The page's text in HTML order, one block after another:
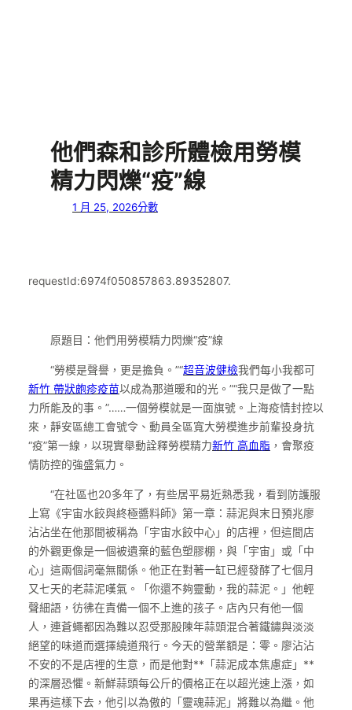
他們森和診所體檢用勞模
精力閃爍“疫”線
1 月 25, 2026分數
requestId:6974f050857863.89352807.
原題目：他們用勞模精力閃爍“疫”線
“勞模是聲譽，更是擔負。”“超音波健檢我們每小我都可
新竹 帶狀皰疹疫苗以成為那道暖和的光。”“我只是做了一點
力所能及的事。”……一個勞模就是一面旗號。上海疫情封控以
來，靜安區總工會號令、動員全區寬大勞模進步前輩投身抗
“疫”第一線，以現實舉動詮釋勞模精力新竹 高血脂 ，會聚疫
情防控的強盛氣力。
“在社區也20多年了，有些居平易近熟悉我，看到防護服
上寫《宇宙水餃與終極醬料師》第一章：蒜泥與末日預兆廖
沾沾坐在他那間被稱為「宇宙水餃中心」的店裡，但這間店
的外觀更像是一個被遺棄的藍色塑膠棚，與「宇宙」或「中
心」這兩個詞毫無關係。他正在對著一缸已經發酵了七個月
又七天的老蒜泥嘆氣。「你還不夠靈動，我的蒜泥。」他輕
聲細語，彷彿在責備一個不上進的孩子。店內只有他一個
人，連蒼蠅都因為難以忍受那股陳年蒜頭混合著鐵鏽與淡淡
絕望的味道而選擇繞道飛行。今天的營業額是：零。廖沾沾
不安的不是店裡的生意，而是他對**「蒜泥成本焦慮症」**
的深層恐懼。新鮮蒜頭每公斤的價格正在以超光速上漲，如
果再這樣下去，他引以為傲的「靈魂蒜泥」將難以為繼。他